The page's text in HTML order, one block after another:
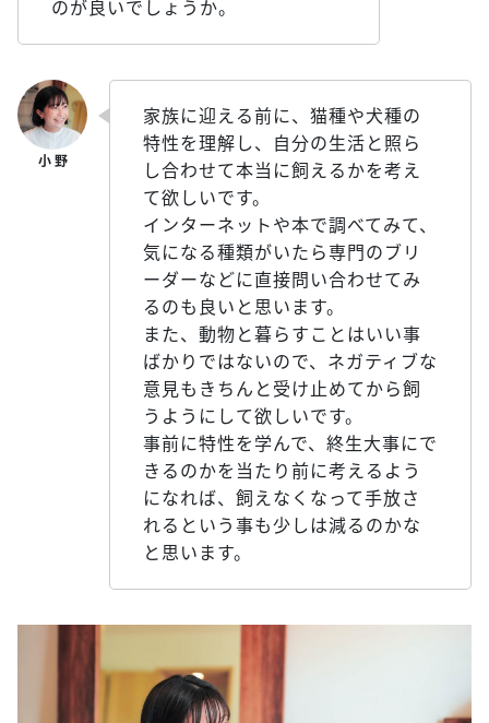
のが良いでしょうか。
家族に迎える前に、猫種や犬種の
特性を理解し、自分の生活と照ら
し合わせて本当に飼えるかを考え
て欲しいです。
インターネットや本で調べてみて、
気になる種類がいたら専門のブリ
ーダーなどに直接問い合わせてみ
るのも良いと思います。
また、動物と暮らすことはいい事
ばかりではないので、ネガティブな
意見もきちんと受け止めてから飼
うようにして欲しいです。
事前に特性を学んで、終生大事にで
きるのかを当たり前に考えるよう
になれば、飼えなくなって手放さ
れるという事も少しは減るのかな
と思います。